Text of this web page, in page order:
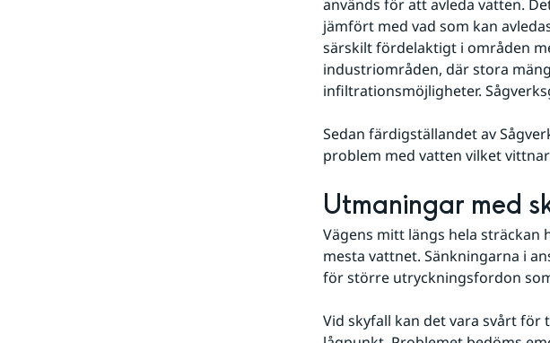
används för att avleda vatten.
jämfört med vad som kan
särskilt fördelaktigt i områden
industriområden, där stora
infiltrationsmöjligheter.
Sedan färdigställandet av
problem med vatten vilket
Utmaningar med
Vägens mitt längs hela
mesta vattnet. Sänkningarna i
för större utryckningsfordon
Vid skyfall kan det vara svårt